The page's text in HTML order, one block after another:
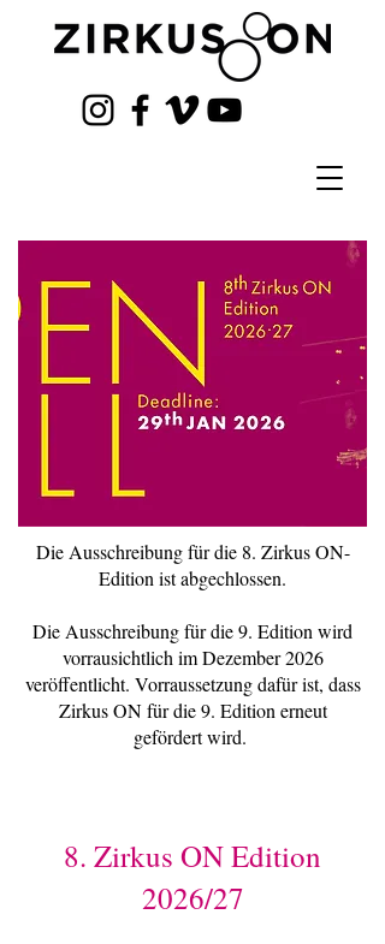
Die Ausschreibung für die 8. Zirkus ON-
Edition ist abgechlossen.
Die Ausschreibung für die 9. Edition wird
vorrausichtlich im Dezember 2026
veröffentlicht. Vorraussetzung dafür ist, dass
Zirkus ON für die 9. Edition erneut
gefördert wird. ​
8. Zirkus ON Edition
2026/27